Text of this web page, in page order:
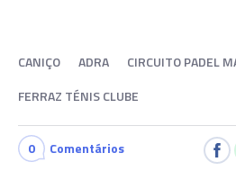
CANIÇO ADRA
CIRCUITO PADEL
FERRAZ TÉNIS CLUBE
0 Comentários